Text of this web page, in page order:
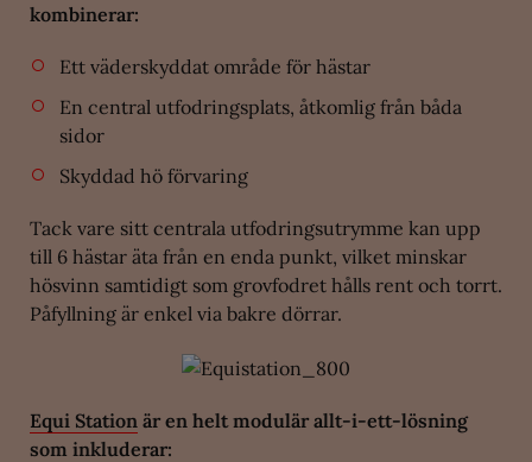
kombinerar:
Ett väderskyddat område för hästar
En central utfodringsplats, åtkomlig från båda
sidor
Skyddad hö förvaring
Tack vare sitt centrala utfodringsutrymme kan upp
till 6 hästar äta från en enda punkt, vilket minskar
hösvinn samtidigt som grovfodret hålls rent och torrt.
Påfyllning är enkel via bakre dörrar.
Equi Station är en helt modulär allt-i-ett-lösning
som inkluderar: